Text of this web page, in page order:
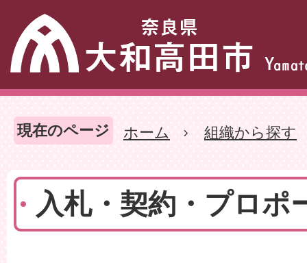
現在のページ ホーム 組織から探す
入札・契約・プロポ